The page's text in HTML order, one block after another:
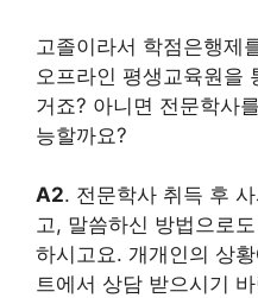
고졸이라서 학점은행제
오프라인 평생교육원을
거죠? 아니면 전문학사
능할까요?
A2. 전문학사 취득 후
고, 말씀하신 방법으로
하시고요. 개개인의 상
트에서 상담 받으시기